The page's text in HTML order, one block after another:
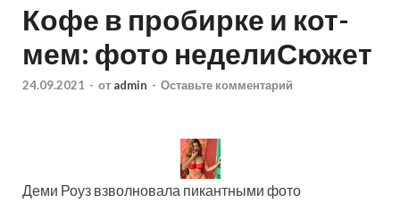
Кофе в пробирке и кот-
мем: фото неделиСюжет
24.09.2021 - от admin - Оставьте комментарий
Деми Роуз взволновала пикантными фото